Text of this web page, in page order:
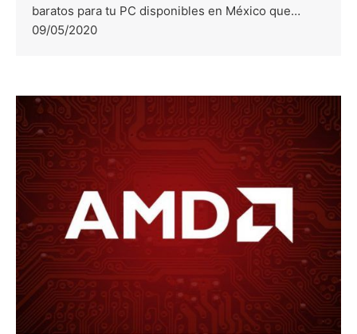
baratos para tu PC disponibles en México que…
09/05/2020